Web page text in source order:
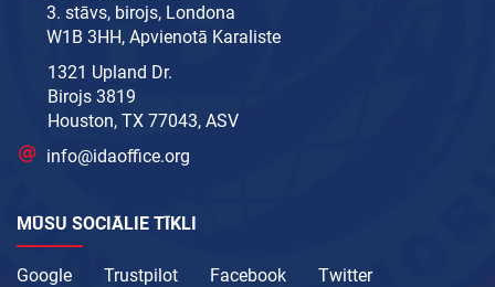
3. stāvs, birojs, Londona
W1B 3HH, Apvienotā Karaliste
1321 Upland Dr.
Birojs 3819
Houston, TX 77043, ASV
info@idaoffice.org
MŪSU SOCIĀLIE TĪKLI
Google Trustpilot Facebook
Twitter